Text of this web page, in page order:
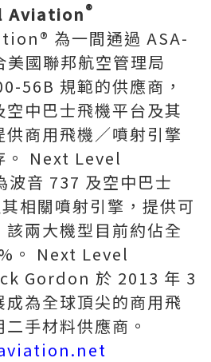
Aviation®
為一間通過 ASA-
國聯邦航空管理局
56B 規範的供應商，
中巴士飛機平台及其
商用飛機／噴射引擎
。 Next Level
音 737 及空中巴士
相關噴射引擎，提供可
兩大機型目前約佔全
。 Next Level
Gordon 於 2013 年 3
為全球頂尖的商用飛
手材料供應商。